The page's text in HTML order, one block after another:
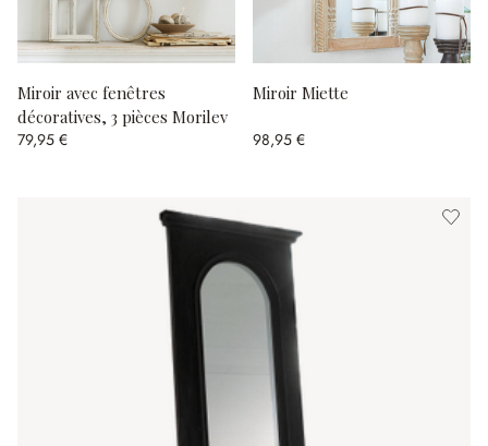
Miroir avec fenêtres
décoratives, 3 pièces Morilev
79,95 €
Miroir Miette
98,95 €